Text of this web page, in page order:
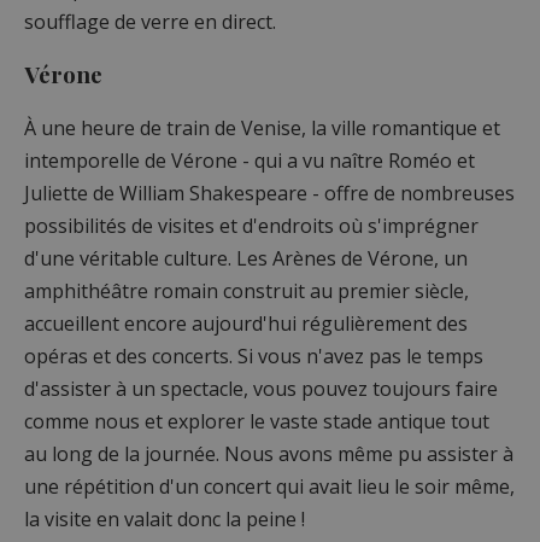
soufflage de verre en direct.
Vérone
À une heure de train de Venise, la ville romantique et
intemporelle de Vérone - qui a vu naître Roméo et
Juliette de William Shakespeare - offre de nombreuses
possibilités de visites et d'endroits où s'imprégner
d'une véritable culture. Les Arènes de Vérone, un
amphithéâtre romain construit au premier siècle,
accueillent encore aujourd'hui régulièrement des
opéras et des concerts. Si vous n'avez pas le temps
d'assister à un spectacle, vous pouvez toujours faire
comme nous et explorer le vaste stade antique tout
au long de la journée. Nous avons même pu assister à
une répétition d'un concert qui avait lieu le soir même,
la visite en valait donc la peine !